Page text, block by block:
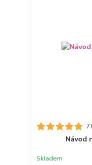
7
Návod
Skladem